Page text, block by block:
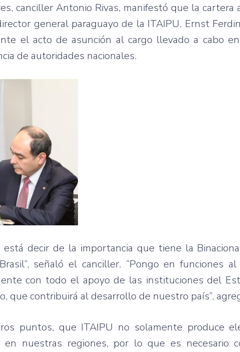
canciller Antonio Rivas, manifestó que la
general paraguayo de la ITAIPU, Ernst
el acto de asunción al cargo llevado a cabo
de autoridades nacionales.
está decir de la importancia que tiene la
señaló el canciller. “Pongo en funciones
con todo el apoyo de las instituciones del
que contribuirá al desarrollo de nuestro país”,
puntos, que ITAIPU no solamente produce
nuestras regiones, por lo que es necesario